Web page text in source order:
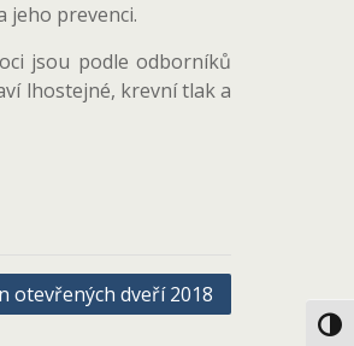
jeho prevenci.
jsou podle odborníků
lhostejné, krevní tlak a
otevřených dveří 2018